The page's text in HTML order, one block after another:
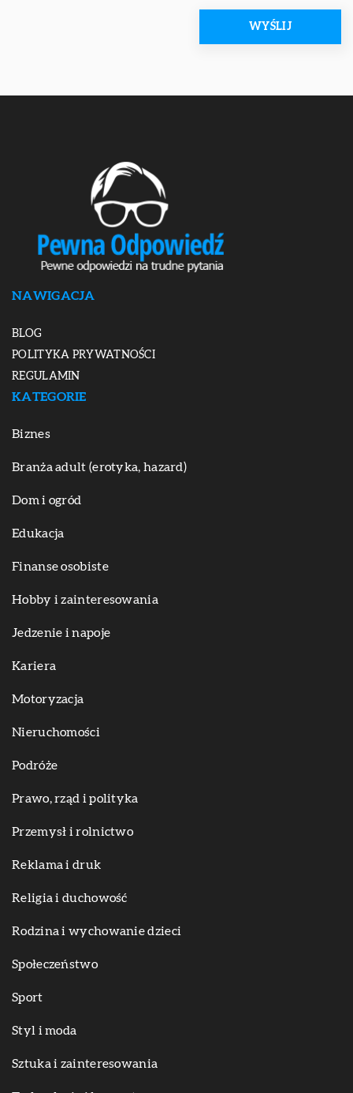
NAWIGACJA
BLOG
POLITYKA PRYWATNOŚCI
REGULAMIN
KATEGORIE
Biznes
Branża adult (erotyka, hazard)
Dom i ogród
Edukacja
Finanse osobiste
Hobby i zainteresowania
Jedzenie i napoje
Kariera
Motoryzacja
Nieruchomości
Podróże
Prawo, rząd i polityka
Przemysł i rolnictwo
Reklama i druk
Religia i duchowość
Rodzina i wychowanie dzieci
Społeczeństwo
Sport
Styl i moda
Sztuka i zainteresowania